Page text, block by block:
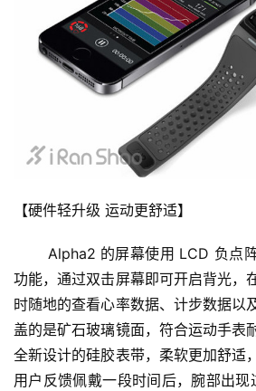
户
动
集
【硬件轻升级 运动更舒适】
Alpha2 的屏幕使用 LCD 负点阵
功能，通过双击屏幕即可开启背光，
时随地的查看心率数据、计步数据以
盖的是矿石玻璃镜面，符合运动手表
全新设计的硅胶表带，柔软更加舒适
用户反馈佩戴一段时间后，腕部出